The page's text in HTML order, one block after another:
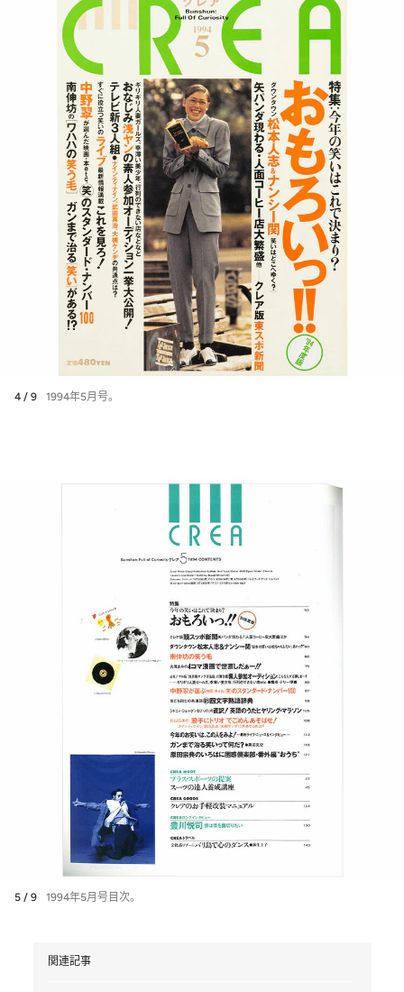
4 / 9 1994年5月号。
5 / 9 1994年5月号目次。
関連記事